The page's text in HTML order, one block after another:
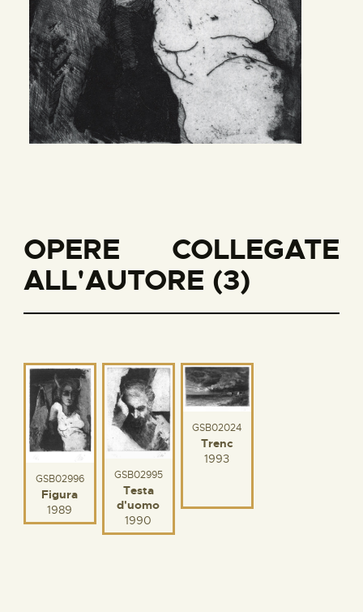
OPERE COLLEGATE
ALL'AUTORE (3)
GSB02996
Figura
1989
GSB02995
Testa
d'uomo
1990
GSB02024
Trenc
1993